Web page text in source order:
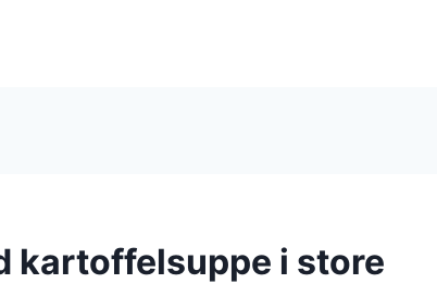
kartoffelsuppe i store